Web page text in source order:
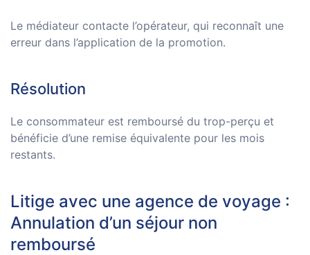
Le médiateur contacte l’opérateur, qui reconnaît une
erreur dans l’application de la promotion.
Résolution
Le consommateur est remboursé du trop-perçu et
bénéficie d’une remise équivalente pour les mois
restants.
Litige avec une agence de voyage :
Annulation d’un séjour non
remboursé